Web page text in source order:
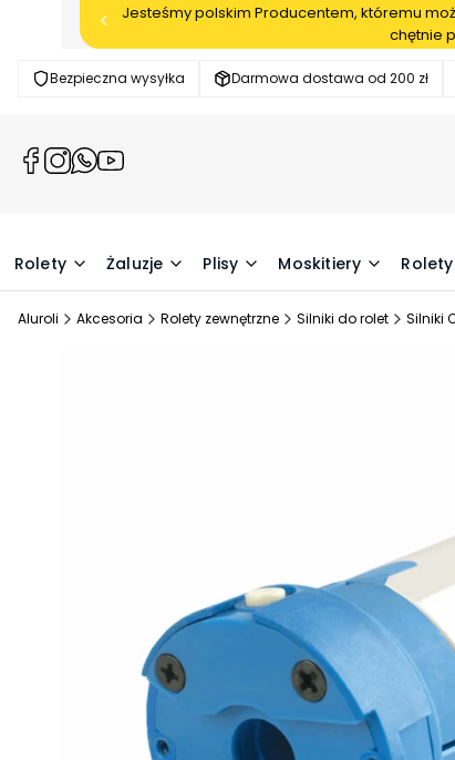
Jesteśmy polskim Producentem, któremu
chętnie
Bezpieczna wysyłka Darmowa dostawa od 200 zł
(Otwiera
karcie)
(Otwiera
karcie)
(Otwiera
karcie)
(Otwiera
karcie)
Rolety Żaluzje Plisy Moskitiery
Aluroli Akcesoria Rolety zewnętrzne Silniki do rolet Silniki